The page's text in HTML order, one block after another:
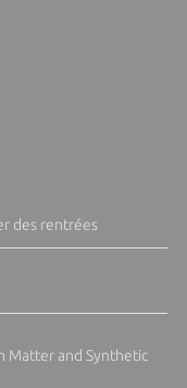
des rentrées
Matter and Synthetic